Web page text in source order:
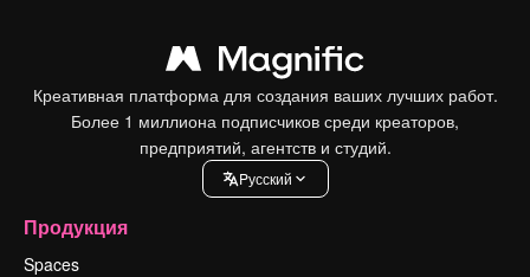
Креативная платформа для создания ваших лучших работ.
Более 1 миллиона подписчиков среди креаторов,
предприятий, агентств и студий.
Pусский
Продукция
Spaces